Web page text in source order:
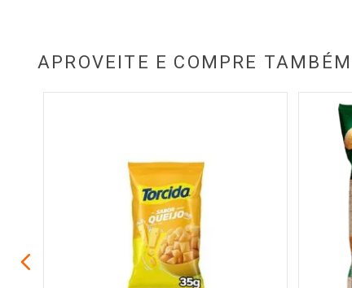
APROVEITE E COMPRE TAMBÉM